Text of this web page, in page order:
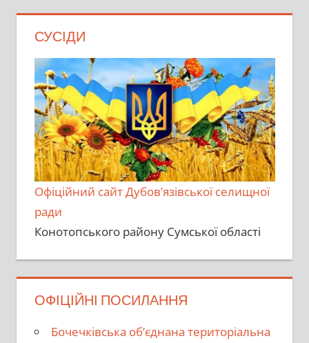
СУСІДИ
Офіційний сайт Дубов’язівської селищної
ради
Конотопського району Сумської області
ОФІЦІЙНІ ПОСИЛАННЯ
Бочечківська об’єднана територіальна